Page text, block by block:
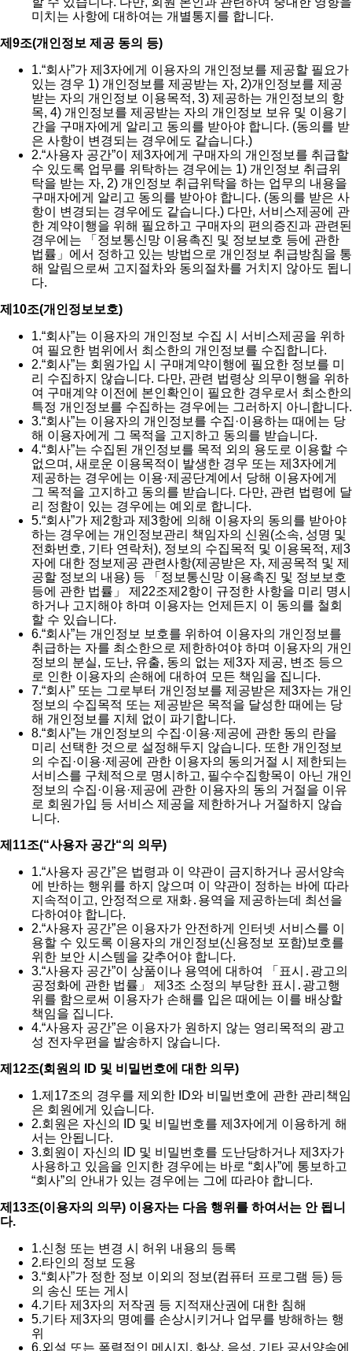
미치는 사항에 대하여는 개별통지를 합니다.
제9조(개인정보 제공 동의 등)
1.“회사”가 제3자에게 이용자의 개인정보를 제공할 필요가
있는 경우 1) 개인정보를 제공받는 자, 2)개인정보를 제공
받는 자의 개인정보 이용목적, 3) 제공하는 개인정보의 항
목, 4) 개인정보를 제공받는 자의 개인정보 보유 및 이용기
간을 구매자에게 알리고 동의를 받아야 합니다. (동의를 받
은 사항이 변경되는 경우에도 같습니다.)
2.“사용자 공간”이 제3자에게 구매자의 개인정보를 취급할
수 있도록 업무를 위탁하는 경우에는 1) 개인정보 취급위
탁을 받는 자, 2) 개인정보 취급위탁을 하는 업무의 내용을
구매자에게 알리고 동의를 받아야 합니다. (동의를 받은 사
항이 변경되는 경우에도 같습니다.) 다만, 서비스제공에 관
한 계약이행을 위해 필요하고 구매자의 편의증진과 관련된
경우에는 「정보통신망 이용촉진 및 정보보호 등에 관한
법률」에서 정하고 있는 방법으로 개인정보 취급방침을 통
해 알림으로써 고지절차와 동의절차를 거치지 않아도 됩니
다.
제10조(개인정보보호)
1.“회사”는 이용자의 개인정보 수집 시 서비스제공을 위하
여 필요한 범위에서 최소한의 개인정보를 수집합니다.
2.“회사”는 회원가입 시 구매계약이행에 필요한 정보를 미
리 수집하지 않습니다. 다만, 관련 법령상 의무이행을 위하
여 구매계약 이전에 본인확인이 필요한 경우로서 최소한의
특정 개인정보를 수집하는 경우에는 그러하지 아니합니다.
3.“회사”는 이용자의 개인정보를 수집·이용하는 때에는 당
해 이용자에게 그 목적을 고지하고 동의를 받습니다.
4.“회사”는 수집된 개인정보를 목적 외의 용도로 이용할 수
없으며, 새로운 이용목적이 발생한 경우 또는 제3자에게
제공하는 경우에는 이용·제공단계에서 당해 이용자에게
그 목적을 고지하고 동의를 받습니다. 다만, 관련 법령에 달
리 정함이 있는 경우에는 예외로 합니다.
5.“회사”가 제2항과 제3항에 의해 이용자의 동의를 받아야
하는 경우에는 개인정보관리 책임자의 신원(소속, 성명 및
전화번호, 기타 연락처), 정보의 수집목적 및 이용목적, 제3
자에 대한 정보제공 관련사항(제공받은 자, 제공목적 및 제
공할 정보의 내용) 등 「정보통신망 이용촉진 및 정보보호
등에 관한 법률」 제22조제2항이 규정한 사항을 미리 명시
하거나 고지해야 하며 이용자는 언제든지 이 동의를 철회
할 수 있습니다.
6.“회사”는 개인정보 보호를 위하여 이용자의 개인정보를
취급하는 자를 최소한으로 제한하여야 하며 이용자의 개인
정보의 분실, 도난, 유출, 동의 없는 제3자 제공, 변조 등으
로 인한 이용자의 손해에 대하여 모든 책임을 집니다.
7.“회사” 또는 그로부터 개인정보를 제공받은 제3자는 개인
정보의 수집목적 또는 제공받은 목적을 달성한 때에는 당
해 개인정보를 지체 없이 파기합니다.
8.“회사”는 개인정보의 수집·이용·제공에 관한 동의 란을
미리 선택한 것으로 설정해두지 않습니다. 또한 개인정보
의 수집·이용·제공에 관한 이용자의 동의거절 시 제한되는
서비스를 구체적으로 명시하고, 필수수집항목이 아닌 개인
정보의 수집·이용·제공에 관한 이용자의 동의 거절을 이유
로 회원가입 등 서비스 제공을 제한하거나 거절하지 않습
니다.
제11조(“사용자 공간“의 의무)
1.“사용자 공간”은 법령과 이 약관이 금지하거나 공서양속
에 반하는 행위를 하지 않으며 이 약관이 정하는 바에 따라
지속적이고, 안정적으로 재화․용역을 제공하는데 최선을
다하여야 합니다.
2.“사용자 공간”은 이용자가 안전하게 인터넷 서비스를 이
용할 수 있도록 이용자의 개인정보(신용정보 포함)보호를
위한 보안 시스템을 갖추어야 합니다.
3.“사용자 공간”이 상품이나 용역에 대하여 「표시․광고의
공정화에 관한 법률」 제3조 소정의 부당한 표시․광고행
위를 함으로써 이용자가 손해를 입은 때에는 이를 배상할
책임을 집니다.
4.“사용자 공간”은 이용자가 원하지 않는 영리목적의 광고
성 전자우편을 발송하지 않습니다.
제12조(회원의 ID 및 비밀번호에 대한 의무)
1.제17조의 경우를 제외한 ID와 비밀번호에 관한 관리책임
은 회원에게 있습니다.
2.회원은 자신의 ID 및 비밀번호를 제3자에게 이용하게 해
서는 안됩니다.
3.회원이 자신의 ID 및 비밀번호를 도난당하거나 제3자가
사용하고 있음을 인지한 경우에는 바로 “회사”에 통보하고
“회사”의 안내가 있는 경우에는 그에 따라야 합니다.
제13조(이용자의 의무) 이용자는 다음 행위를 하여서는 안 됩니
다.
1.신청 또는 변경 시 허위 내용의 등록
2.타인의 정보 도용
3.“회사”가 정한 정보 이외의 정보(컴퓨터 프로그램 등) 등
의 송신 또는 게시
4.기타 제3자의 저작권 등 지적재산권에 대한 침해
5.기타 제3자의 명예를 손상시키거나 업무를 방해하는 행
위
6.외설 또는 폭력적인 메시지, 화상, 음성, 기타 공서양속에